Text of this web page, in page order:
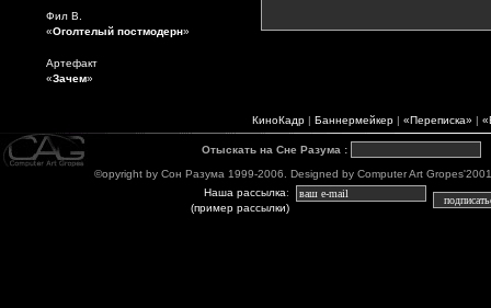
Фил В.
«Оголтелый постмодерн»
Артефакт
«Зачем»
КиноКадр | Баннермейкер | «Переписка» |
Отыскать на Сне Разума :
©opyright by Сон Разума 1999-2006. Designed by Computer Art
Наша рассылка:
(пример рассылки)